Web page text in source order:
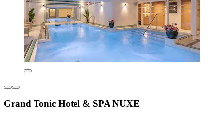
Grand Tonic Hotel & SPA NUXE